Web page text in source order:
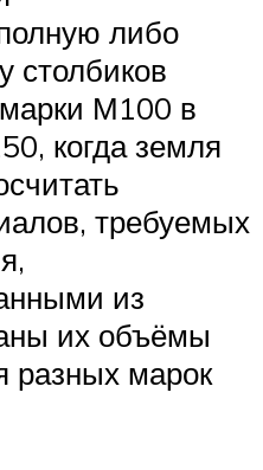
либо
столбиков
М100 в
когда земля
требуемых
из
их объёмы
разных марок